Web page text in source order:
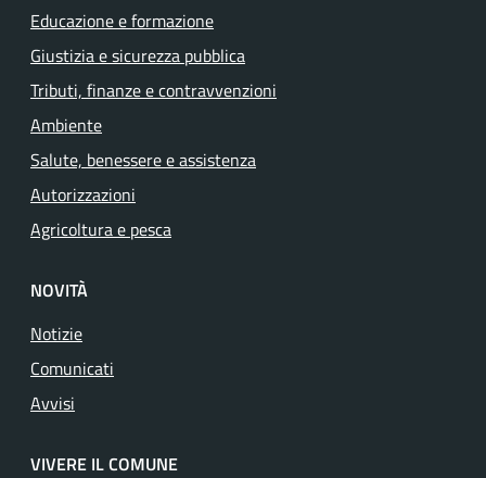
Educazione e formazione
Giustizia e sicurezza pubblica
Tributi, finanze e contravvenzioni
Ambiente
Salute, benessere e assistenza
Autorizzazioni
Agricoltura e pesca
NOVITÀ
Notizie
Comunicati
Avvisi
VIVERE IL COMUNE